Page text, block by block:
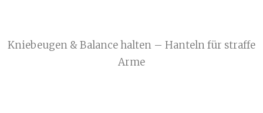
Kniebeugen & Balance halten – Hanteln für straffe
Arme